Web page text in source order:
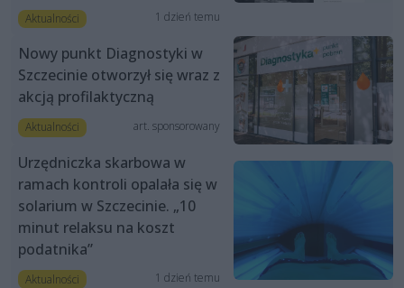
Aktualności 1 dzień temu
Nowy punkt Diagnostyki w
Szczecinie otworzył się wraz z
akcją profilaktyczną
Aktualności art. sponsorowany
Urzędniczka skarbowa w
ramach kontroli opalała się w
solarium w Szczecinie. „10
minut relaksu na koszt
podatnika”
Aktualności 1 dzień temu